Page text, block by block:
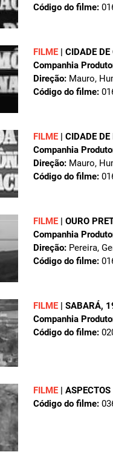
Código do filme:
FILME | CIDADE DE
Companhia
Direção: Mauro,
Código do filme:
FILME | CIDADE
Companhia
Direção: Mauro,
Código do filme:
FILME | OURO
Companhia
Direção: Pereira,
Código do filme:
FILME | SABARÁ,
Companhia
Código do filme:
FILME | ASPECTOS
Código do filme: